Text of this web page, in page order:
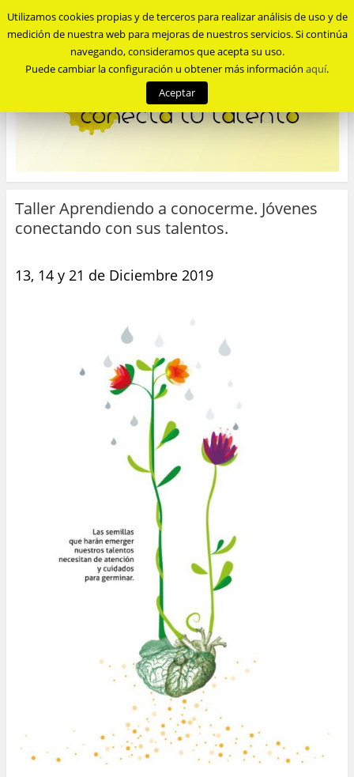
Menu
Taller Aprendiendo a conocerme. Jóvenes
conectando con sus talentos.
13, 14 y 21 de Diciembre 2019
Utilizamos cookies propias y de terceros para realizar análisis de uso y de
medición de nuestra web para mejoras de nuestros servicios. Si continúa
navegando, consideramos que acepta su uso.
Puede cambiar la configuración u obtener más información aquí.
Aceptar